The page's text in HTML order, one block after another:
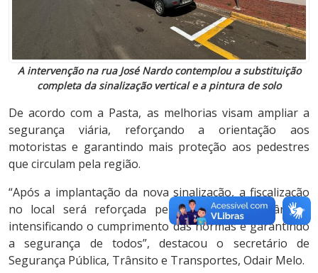
A intervenção na rua José Nardo contemplou a substituição
completa da sinalização vertical e a pintura de solo
De acordo com a Pasta, as melhorias visam ampliar a
segurança viária, reforçando a orientação aos
motoristas e garantindo mais proteção aos pedestres
que circulam pela região.
“Após a implantação da nova sinalização, a fiscalização
no local será reforçada pelos agentes de trânsito,
intensificando o cumprimento das normas e garantindo
a segurança de todos”, destacou o secretário de
Segurança Pública, Trânsito e Transportes, Odair Melo.